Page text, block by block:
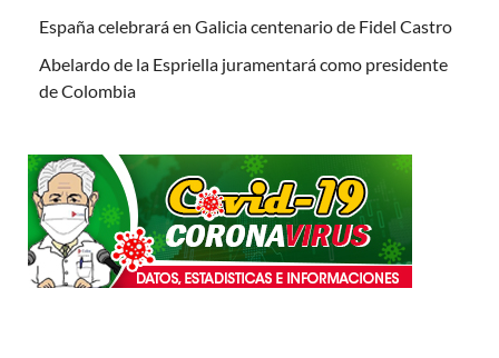
España celebrará en Galicia centenario de Fidel Castro
Abelardo de la Espriella juramentará como presidente
de Colombia